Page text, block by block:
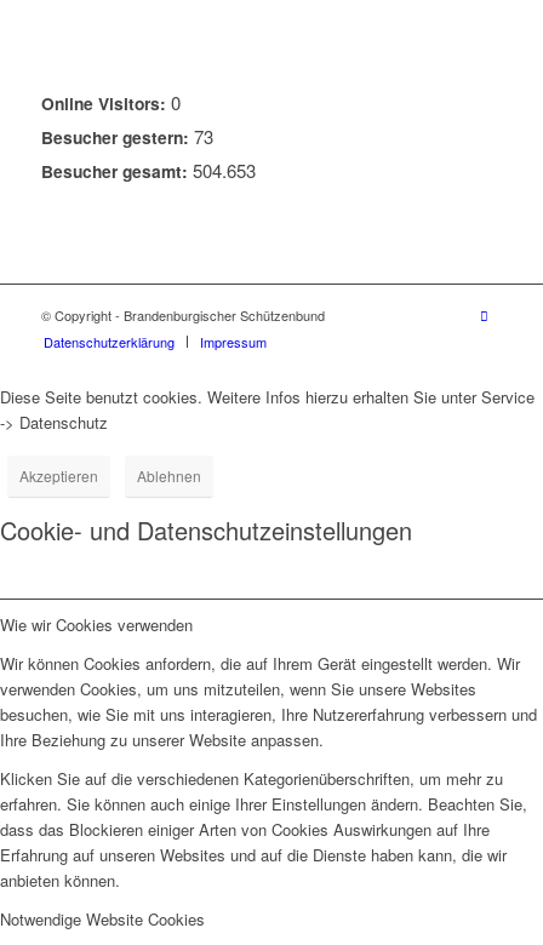
Online Visitors: 0
Besucher gestern: 73
Besucher gesamt: 504.653
© Copyright - Brandenburgischer Schützenbund
Datenschutzerklärung
Impressum
Diese Seite benutzt cookies. Weitere Infos hierzu erhalten Sie unter Service
-> Datenschutz
Akzeptieren Ablehnen
Cookie- und Datenschutzeinstellungen
Wie wir Cookies verwenden
Wir können Cookies anfordern, die auf Ihrem Gerät eingestellt werden. Wir
verwenden Cookies, um uns mitzuteilen, wenn Sie unsere Websites
besuchen, wie Sie mit uns interagieren, Ihre Nutzererfahrung verbessern und
Ihre Beziehung zu unserer Website anpassen.
Klicken Sie auf die verschiedenen Kategorienüberschriften, um mehr zu
erfahren. Sie können auch einige Ihrer Einstellungen ändern. Beachten Sie,
dass das Blockieren einiger Arten von Cookies Auswirkungen auf Ihre
Erfahrung auf unseren Websites und auf die Dienste haben kann, die wir
anbieten können.
Notwendige Website Cookies